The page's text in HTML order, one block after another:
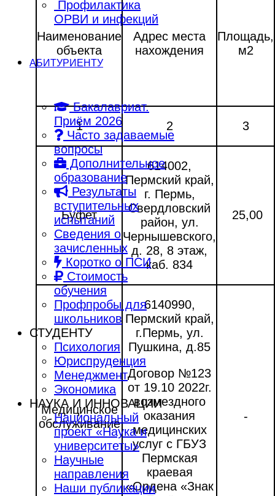
Профилактика
ОРВИ и инфекций
АБИТУРИЕНТУ
Бакалавриат.
Приём 2026
Часто задаваемые
вопросы
Дополнительное
образование
Результаты
вступительных
испытаний
Сведения о
зачисленных
Коротко о ПСИ
Стоимость
обучения
Профпробы для
школьников
СТУДЕНТУ
Психология
Юриспруденция
Менеджмент
Экономика
НАУКА И ИННОВАЦИИ
Национальный
проект «Наука и
университеты»
Научные
направления
Наши публикации
Наименование
объекта
Адрес места
нахождения
Площадь,
м2
1 2 3
Буфет
614002,
Пермский край,
г. Пермь,
Свердловский
район, ул.
Чернышевского,
д. 28, 8 этаж,
каб. 834
25,00
Медицинское
обслуживание
6140990,
Пермский край,
г.Пермь, ул.
Пушкина, д.85
Договор №123
от 19.10 2022г.
возмездного
оказания
медицинских
услуг с ГБУЗ
Пермская
краевая
«Ордена «Знак
-